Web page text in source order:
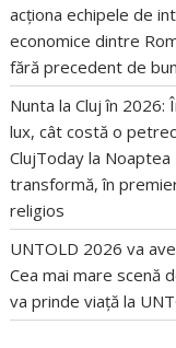
acționa echipele de
economice dintre
fără precedent de bun
Nunta la Cluj în
lux, cât costă o
ClujToday la Noaptea
transformă, în
religios
UNTOLD 2026 va
Cea mai mare scenă
va prinde viață la